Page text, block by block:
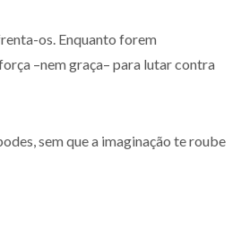
os. Enquanto forem
–nem graça– para lutar contra
sem que a imaginação te roube